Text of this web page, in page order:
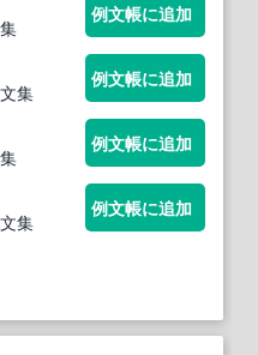
例文帳に追加
集
例文帳に追加
例文帳に追加
集
例文帳に追加